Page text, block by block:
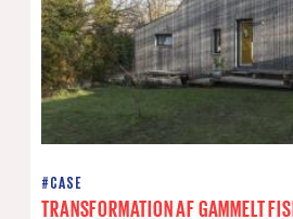
#CASE
TRANSFORMATION AF GAMMELT